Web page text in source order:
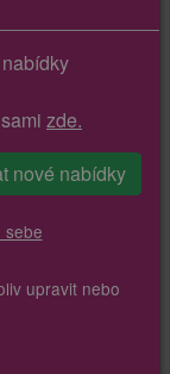
zde.
sebe
upravit nebo